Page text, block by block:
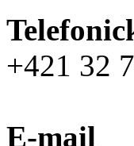
+421 32
E-mail